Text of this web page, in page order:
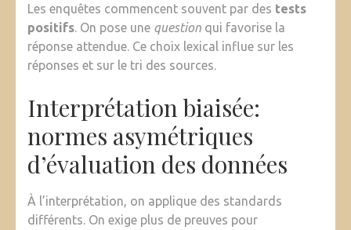
Les enquêtes commencent souvent par des tests
positifs . On pose une question qui favorise la
réponse attendue. Ce choix lexical influe sur les
réponses et sur le tri des sources.
Interprétation biaisée:
normes asymétriques
d’évaluation des données
À l’interprétation, on applique des standards
différents. On exige plus de preuves pour